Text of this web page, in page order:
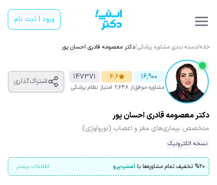
ورود | ثبت نام
خانه/دسته بندی مشاوره پزشکی/دکتر معصومه قادری احسان پور
16,900
مشاوره موفق
۴.۶
از ۲٬۶۴۸ امتیاز
147371
نظام پزشکی
اشتراک‌گذاری
دکتر معصومه قادری احسان پور
متخصص بیماری‌های مغز و اعصاب (نورولوژی)
نسخه الکترونیک
%۲۰ تخفیف تمام مشاوره‌ها با اسنپ‌پرو اطلاعات بیشتر